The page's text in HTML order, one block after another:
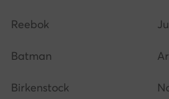
Reebok
Batman
Birkenstock